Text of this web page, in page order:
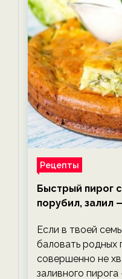
Рецепты
Быстрый пирог
порубил, залил
Если в твоей
баловать родных
совершенно не
заливного